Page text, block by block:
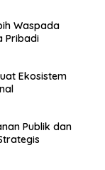
Waspada
Pribadi
Ekosistem
Publik dan